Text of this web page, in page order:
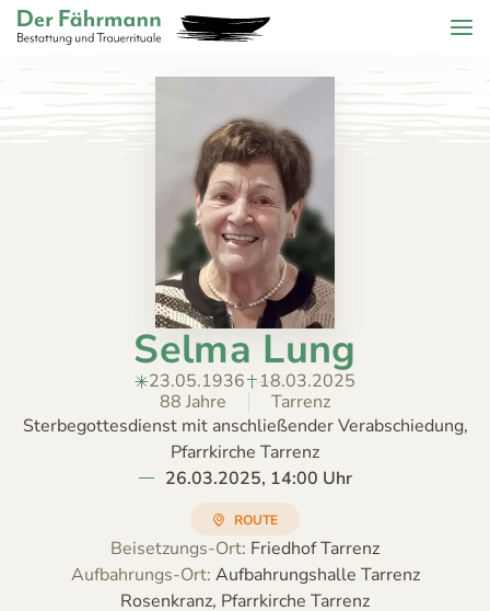
Zum Header springen (Control + Option
Zum Inhalt springen ( Control + Option
Zum Footer springen (Control + Option
zur Navigation springen (Control + Option
Barrierefreiheits-Widget öffnen (
Zur Barrierefreiheitserklaerung (Control + Option
Der Fährmann - Bestattung und Trauerrituale KG
TRAUERFÄLLE
Bestattungskalender
Selma Lung
23.05.1936
18.03.2025
88 Jahre
Tarrenz
Sterbegottesdienst mit anschließender Verabschiedung,
Pfarrkirche Tarrenz
26.03.2025, 14:00 Uhr
ROUTE
Beisetzungs-Ort: Friedhof Tarrenz
Aufbahrungs-Ort: Aufbahrungshalle Tarrenz
Rosenkranz, Pfarrkirche Tarrenz